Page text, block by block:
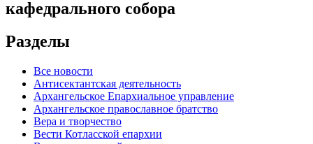
кафедрального собора
Разделы
Все новости
Антисектантская деятельность
Архангельское Епархиальное управление
Архангельское православное братство
Вера и творчество
Вести Котласской епархии